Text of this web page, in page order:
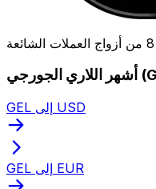
GEL إلى USD
GEL إلى EUR